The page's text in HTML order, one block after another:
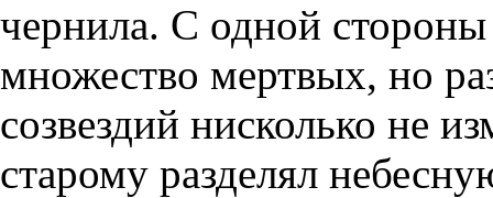
чернила. С одной
множество мертвых, но
созвездий нисколько не
старому разделял